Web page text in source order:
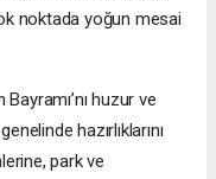
noktada yoğun mesai
huzur ve
hazırlıklarını
park ve